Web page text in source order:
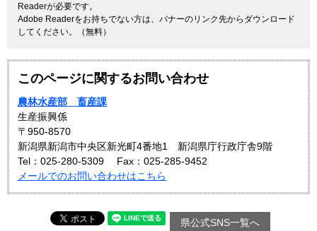
Readerが必要です。
Adobe Readerをお持ちでない方は、バナーのリンク先からダウンロード
してください。（無料）
このページに関するお問い合わせ
農林水産部 畜産課
生産振興係
〒950-8570
新潟県新潟市中央区新光町4番地1 新潟県庁行政庁舎9階
Tel：025-280-5309
Fax：025-285-9452
メールでのお問い合わせはこちら
県公式SNS一覧へ